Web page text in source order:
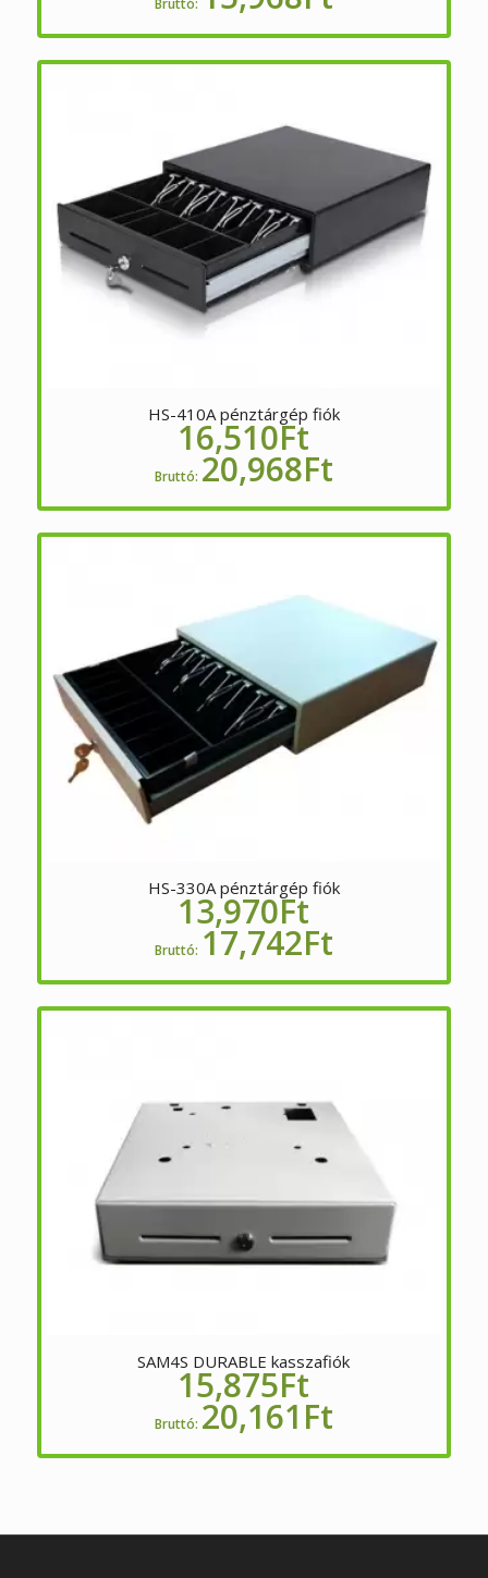
HS-410A pénztárgép fiók
16,510Ft
Bruttó: 20,968Ft
HS-330A pénztárgép fiók
13,970Ft
Bruttó: 17,742Ft
SAM4S DURABLE kasszafiók
15,875Ft
Bruttó: 20,161Ft